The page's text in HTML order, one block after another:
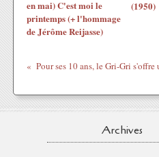
en mai) C'est moi le
printemps (+ l'hommage
de Jérôme Reijasse)
(1950)
Archives